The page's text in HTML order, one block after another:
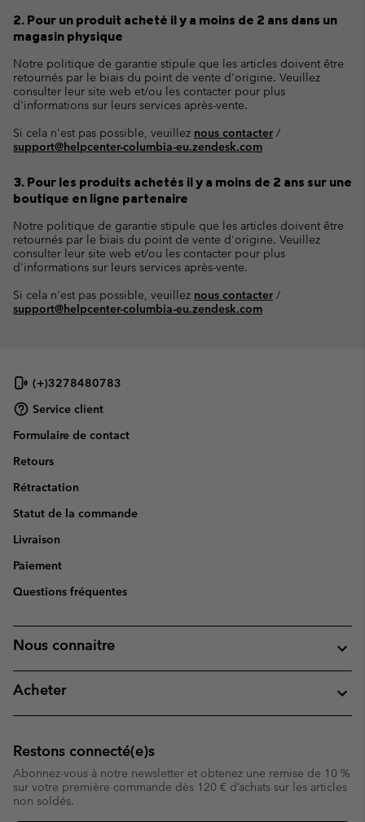
2. Pour un produit acheté il y a moins de 2 ans dans un
magasin physique
Notre politique de garantie stipule que les articles doivent être
retournés par le biais du point de vente d'origine. Veuillez
consulter leur site web et/ou les contacter pour plus
d'informations sur leurs services après-vente.
Si cela n'est pas possible, veuillez nous contacter /
support@helpcenter-columbia-eu.zendesk.com
3. Pour les produits achetés il y a moins de 2 ans sur une
boutique en ligne partenaire
Notre politique de garantie stipule que les articles doivent être
retournés par le biais du point de vente d'origine. Veuillez
consulter leur site web et/ou les contacter pour plus
d'informations sur leurs services après-vente.
Si cela n'est pas possible, veuillez nous contacter /
support@helpcenter-columbia-eu.zendesk.com
(+)3278480783
Service client
Formulaire de contact
Retours
Rétractation
Statut de la commande
Livraison
Paiement
Questions fréquentes
Nous connaitre
Acheter
Restons connecté(e)s
Abonnez-vous à notre newsletter et obtenez une remise de 10 %
sur votre première commande dès 120 € d’achats sur les articles
non soldés.